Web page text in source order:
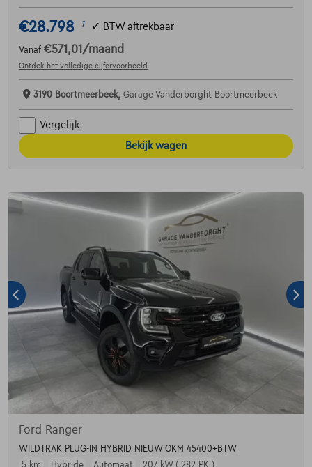
€28.798 1 ✓ BTW aftrekbaar
Vanaf €571,01 /maand
Ontdek het volledige cijfervoorbeeld
3190 Boortmeerbeek, Garage Vanderborght Boortmeerbeek
Vergelijk
Bekijk wagen
Ford Ranger
WILDTRAK PLUG-IN HYBRID NIEUW OKM 45400+BTW